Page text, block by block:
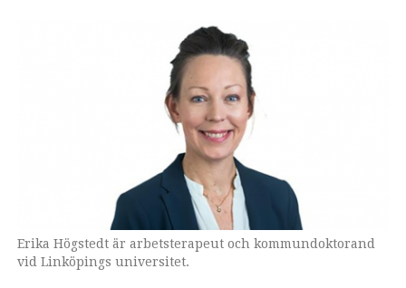
Erika Högstedt är arbetsterapeut och kommundoktorand
vid Linköpings universitet.